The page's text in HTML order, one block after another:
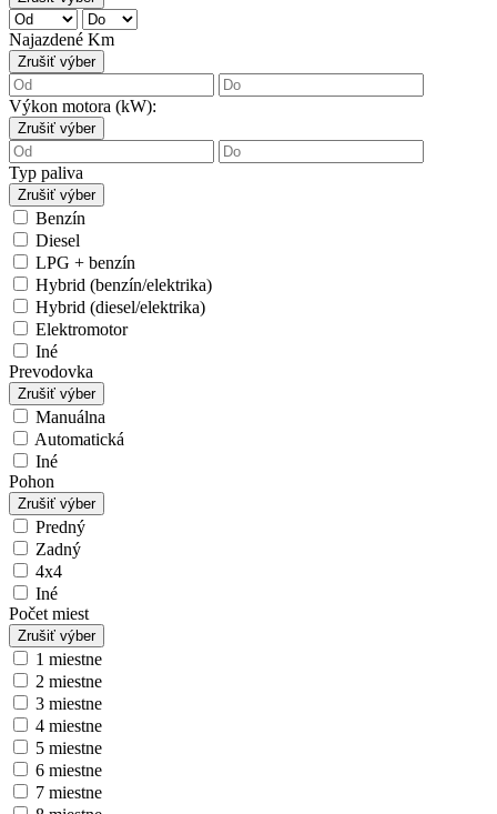
Najazdené Km
Zrušiť výber
Výkon motora (kW):
Zrušiť výber
Typ paliva
Zrušiť výber
Benzín
Diesel
LPG + benzín
Hybrid (benzín/elektrika)
Hybrid (diesel/elektrika)
Elektromotor
Iné
Prevodovka
Zrušiť výber
Manuálna
Automatická
Iné
Pohon
Zrušiť výber
Predný
Zadný
4x4
Iné
Počet miest
Zrušiť výber
1 miestne
2 miestne
3 miestne
4 miestne
5 miestne
6 miestne
7 miestne